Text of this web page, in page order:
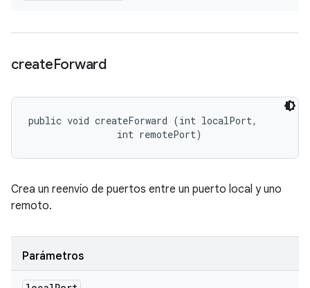
createForward
public void createForward (int localPort,
                int remotePort)
Crea un reenvío de puertos entre un puerto local y uno
remoto.
Parámetros